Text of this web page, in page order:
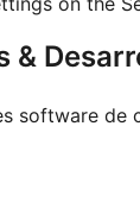
&
software